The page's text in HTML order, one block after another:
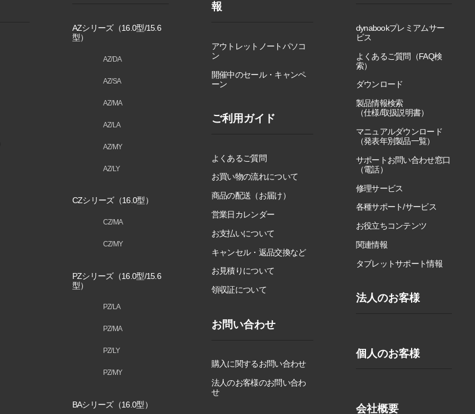
AZシリーズ（16.0型/15.6
型）
AZ/DA
AZ/SA
AZ/MA
AZ/LA
AZ/MY
AZ/LY
CZシリーズ（16.0型）
CZ/MA
CZ/MY
PZシリーズ（16.0型/15.6
型）
PZ/LA
PZ/MA
PZ/LY
PZ/MY
BAシリーズ（16.0型）
報
アウトレットノートパソコ
ン
開催中のセール・キャンペ
ーン
ご利用ガイド
よくあるご質問
お買い物の流れについて
商品の配送（お届け）
営業日カレンダー
お支払いについて
キャンセル・返品交換など
お見積りについて
領収証について
お問い合わせ
購入に関するお問い合わせ
法人のお客様のお問い合わ
せ
dynabookプレミアムサー
ビス
よくあるご質問（FAQ検
索）
ダウンロード
製品情報検索
（仕様/取扱説明書）
マニュアルダウンロード
（発表年別製品一覧）
サポートお問い合わせ窓口
（電話）
修理サービス
各種サポート/サービス
お役立ちコンテンツ
関連情報
タブレットサポート情報
法人のお客様
個人のお客様
会社概要